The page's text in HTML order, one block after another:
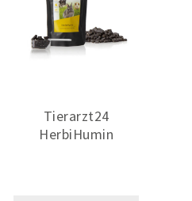
Tierarzt24
HerbiHumin